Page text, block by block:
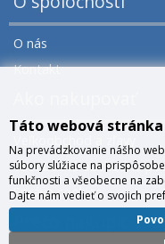
O nás
Kontakt
Všeobecné obchodné
Správa cookies
Prečo nakúpiť u
Táto webová
Na prevádzkovanie nášho
súbory slúžiace na
funkčnosti a všeobecne na
Dajte nám vedieť o svojich